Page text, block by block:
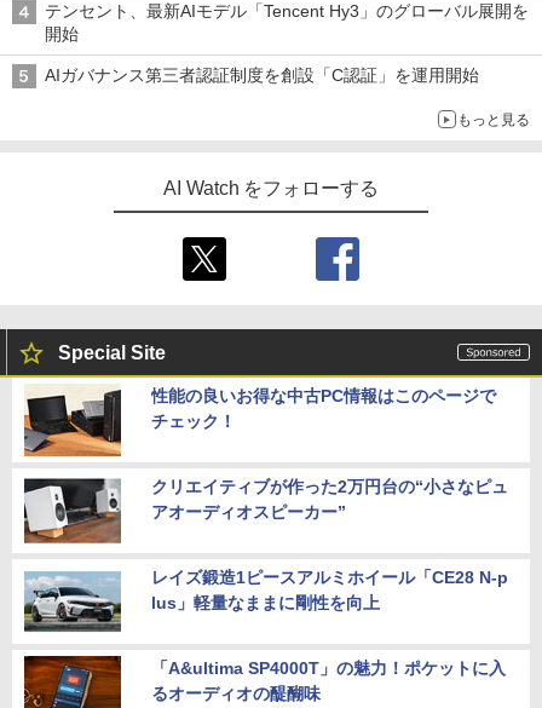
テンセント、最新AIモデル「Tencent Hy3」のグローバル展開を
開始
AIガバナンス第三者認証制度を創設「C認証」を運用開始
もっと見る
AI Watch をフォローする
Special Site
性能の良いお得な中古PC情報はこのページで
チェック！
クリエイティブが作った2万円台の“小さなピュ
アオーディオスピーカー”
レイズ鍛造1ピースアルミホイール「CE28 N-p
lus」軽量なままに剛性を向上
「A&ultima SP4000T」の魅力！ポケットに入
るオーディオの醍醐味